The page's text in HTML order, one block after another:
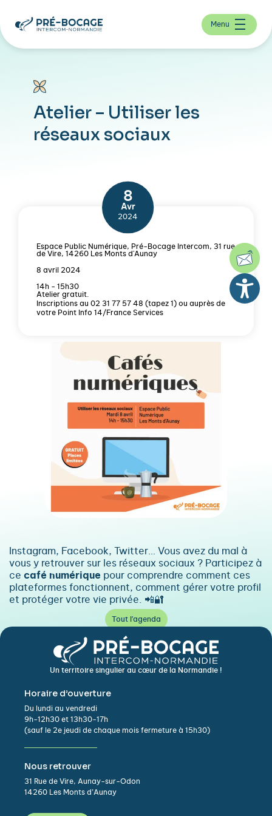
Menu
Atelier – Utiliser les
réseaux sociaux
8
Avr
2024
Espace Public Numérique, Pré-Bocage Intercom, 31 rue
de Vire, 14260 Les Monts d'Aunay
8 avril 2024
14h - 15h30
Atelier gratuit.
Inscriptions au 02 31 77 57 48 (tapez 1) ou auprès de
votre Point Info 14/France Services
Instagram, Facebook, Twitter… Vous avez du mal à
vous y retrouver sur les réseaux sociaux ? Participez à
ce café numérique pour comprendre comment ces
plateformes fonctionnent, comment gérer votre profil
et protéger votre vie privée. 📲🔐
Tout l'agenda
Un territoire singulier au cœur de la Normandie !
Horaire d’ouverture
Du lundi au vendredi
9h-12h30 et 13h30-17h
(sauf le 2e jeudi de chaque mois fermeture à 15h30)
Nous retrouver
31 Rue de Vire, Aunay-sur-Odon
14260 Les Monts d’Aunay